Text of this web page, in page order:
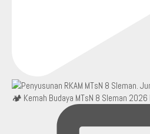
🏕️ Kemah Budaya MTsN 8 Sleman 2026